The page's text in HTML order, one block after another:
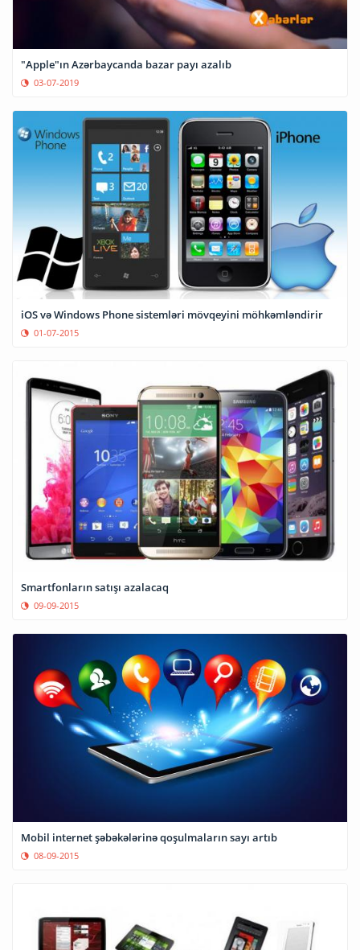
"Apple"ın Azərbaycanda bazar payı azalıb
03-07-2019
iOS və Windows Phone sistemləri mövqeyini möhkəmləndirir
01-07-2015
Smartfonların satışı azalacaq
09-09-2015
Mobil internet şəbəkələrinə qoşulmaların sayı artıb
08-09-2015